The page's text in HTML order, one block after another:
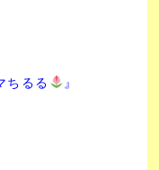
ちるる 』